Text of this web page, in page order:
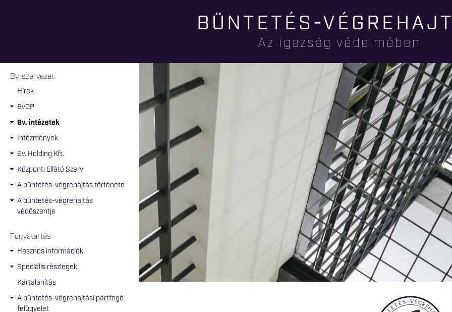
tartalomra
BÜNTETÉS-
Az igazság védelmében
Jelenlegi hely
Bv. szervezet
Hírek
BvOP
Bv. intézetek
Intézmények
Bv. Holding Kft.
Központi Ellátó Szerv
A büntetés-végrehajtás története
A büntetés-végrehajtás
védőszentje
Fogvatartás
Hasznos információk
Speciális részlegek
Kártalanítás
A büntetés-végrehajtási pártfogó
felügyelet